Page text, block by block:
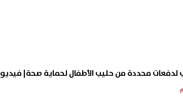
لدفعات محددة من حليب الأطفال لحماية صحة| فيديو